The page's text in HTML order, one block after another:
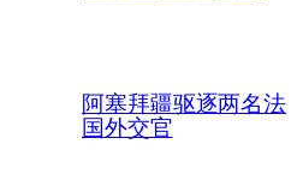
阿塞拜疆驱逐两名法
国外交官